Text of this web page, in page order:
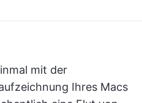
mit der
Ihres Macs